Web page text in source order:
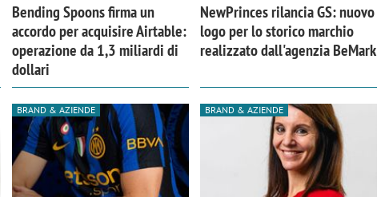
Bending Spoons firma un
accordo per acquisire Airtable:
operazione da 1,3 miliardi di
dollari
NewPrinces rilancia GS: nuovo
logo per lo storico marchio
realizzato dall'agenzia BeMark
BRAND & AZIENDE BRAND & AZIENDE